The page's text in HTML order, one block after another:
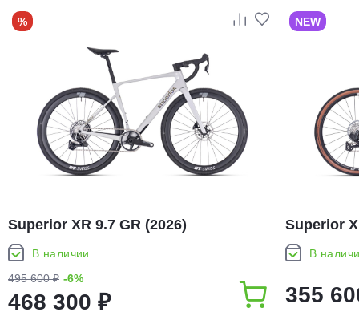
%
Superior XR 9.7 GR (2026)
В наличии
495 600 ₽ -6%
468 300 ₽
NEW
Superior
В
355